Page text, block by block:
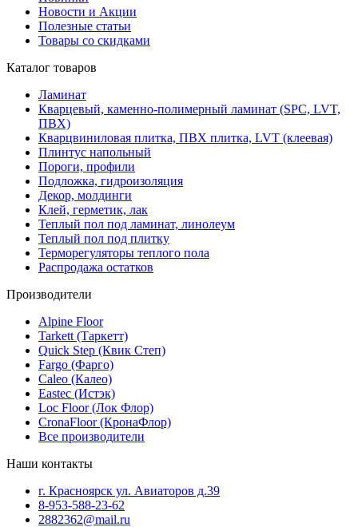
Новости и Акции
Полезные статьи
Товары со скидками
Каталог товаров
Ламинат
Кварцевый, каменно-полимерный ламинат (SPC, LVT,
ПВХ)
Кварцвиниловая плитка, ПВХ плитка, LVT (клеевая)
Плинтус напольный
Пороги, профили
Подложка, гидроизоляция
Декор, молдинги
Клей, герметик, лак
Теплый пол под ламинат, линолеум
Теплый пол под плитку
Терморегуляторы теплого пола
Распродажа остатков
Производители
Alpine Floor
Tarkett (Таркетт)
Quick Step (Квик Степ)
Fargo (Фарго)
Caleo (Калео)
Eastec (Истэк)
Loc Floor (Лок Флор)
CronaFloor (КронаФлор)
Все производители
Наши контакты
г. Красноярск ул. Авиаторов д.39
8-953-588-23-62
2882362@mail.ru